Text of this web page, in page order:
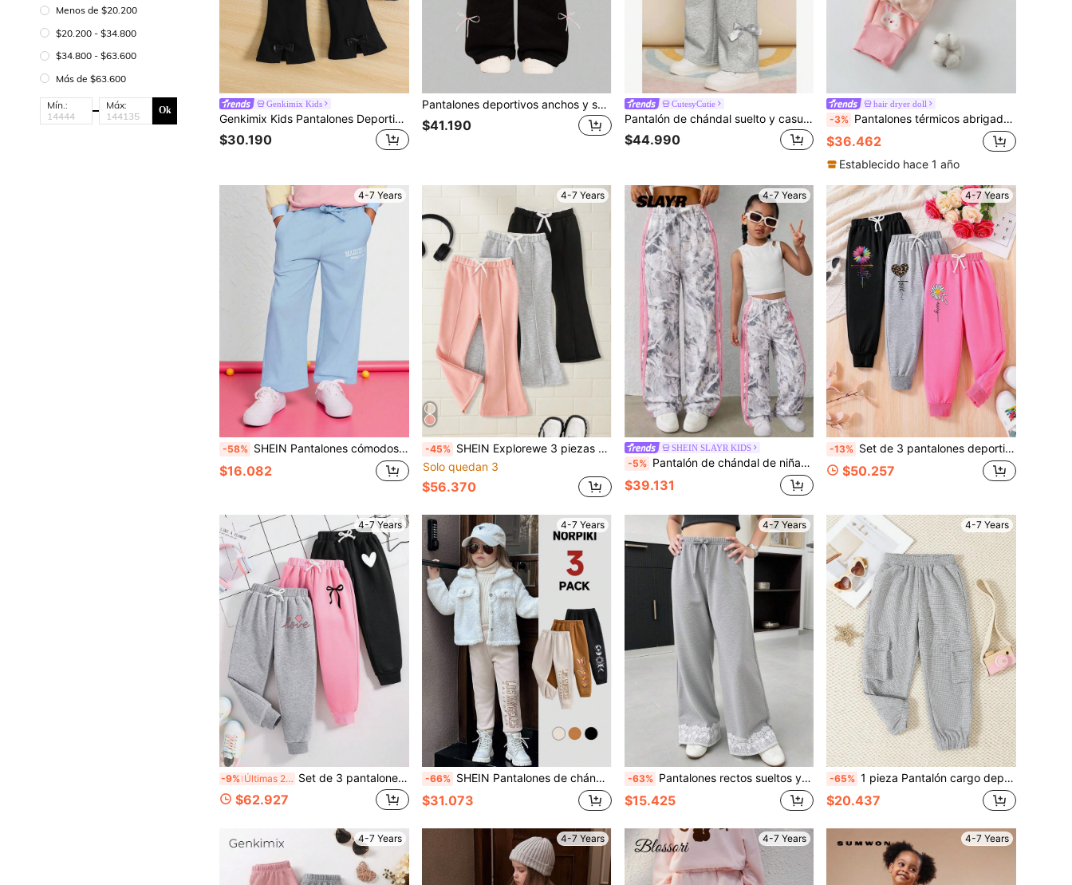
Menos de $20.200
$20.200 - $34.800
$34.800 - $63.600
Más de $63.600
Mín.: Máx: Ok
Genkimix Kids
Genkimix Kids Pantalones Deportivos Acampanados De Pierna Ancha Para Niñas Con Lazo Frontal
$30.190
Pantalones deportivos anchos y sueltos con cordón de ajuste en la cintura y decoración de moño para niña
$41.190
CutesyCutie
Pantalón de chándal suelto y casual de color liso para niña
$44.990
hair dryer doll
-3% Pantalones térmicos abrigados con dibujo de conejito rosa para niñas, leggings de niñas para otoño/invierno
$36.462
Establecido hace 1 año
4-7 Years
-58% SHEIN Pantalones cómodos y casuales de cintura media con bolsillo lateral para niña joven
$16.082
4-7 Years
-45% SHEIN Explorewe 3 piezas Pantalones de chándal acampanados de unicolor para niñas jóvenes, otoño/invierno
Solo quedan 3
$56.370
4-7 Years
SHEIN SLAYR KIDS
-5% Pantalón de chándal de niña/niñas con estampado de hojas grises, cintura rosa de punto, ropa de otoño
$39.131
4-7 Years
-13% Set de 3 pantalones deportivos con estampado de dibujos animados para niños pequeños
$50.257
4-7 Years
-9% Últimas 2 hrs Set de 3 pantalones jogger de cintura con cordón con estampado de letras, corazones y lazos para niñas jóvenes de uso casual diario
$62.927
4-7 Years
-66% SHEIN Pantalones de chándal de 3 piezas con estampado de letras, mariposas y luna para niñas jóvenes, pantalones sueltos para niñas jóvenes
$31.073
4-7 Years
-63% Pantalones rectos sueltos y largos para niñas de estilo deportivo casual con cintura elástica y dobladillo bordado con lazo 3D, color gris, para otoño
$15.425
4-7 Years
-65% 1 pieza Pantalón cargo deportivo para niñas, pantalón cargo casual de unicolor de moda con bolsillo con solapa lateral, cintura elástica, apropiado para primavera, otoño, deportes, danza y uso casual
$20.437
4-7 Years 4-7 Years 4-7 Years 4-7 Years